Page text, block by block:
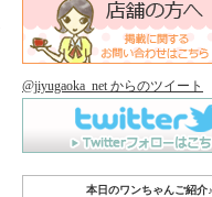
@jiyugaoka_net からのツイート
本日のワンちゃんご紹介♪